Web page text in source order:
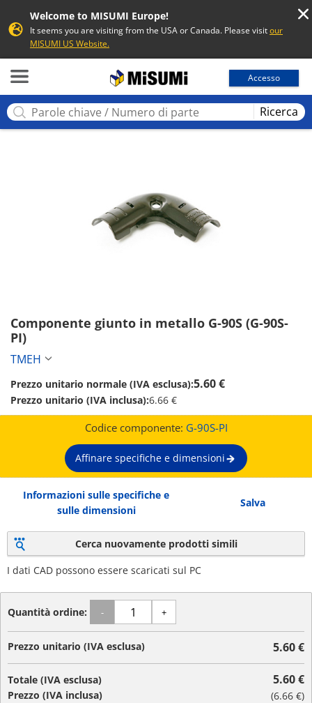
Welcome to MISUMI Europe!
It seems you are visiting from the USA or Canada. Please visitour
MISUMI US Website.
Accesso
Ricerca
Componente giunto in metallo G-90S (G-90S-
PI)
TMEH
Prezzo unitario normale (IVA esclusa):5.60 €
Prezzo unitario (IVA inclusa):6.66 €
Codice componente: G-90S-PI
Affinare specifiche e dimensioni
Informazioni sulle specifiche e
sulle dimensioni
Salva
Cerca nuovamente prodotti simili
I dati CAD possono essere scaricati sul PC
Quantità ordine: - +
Prezzo unitario (IVA esclusa) 5.60 €
Totale (IVA esclusa)
Prezzo (IVA inclusa)
5.60 €
(6.66 €)